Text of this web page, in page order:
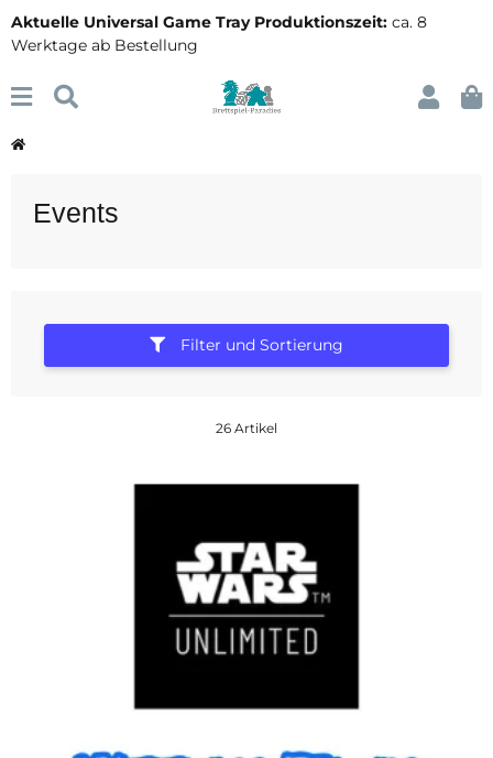
Aktuelle Universal Game Tray Produktionszeit: ca. 8
Werktage ab Bestellung
Events
Filter und Sortierung
26 Artikel